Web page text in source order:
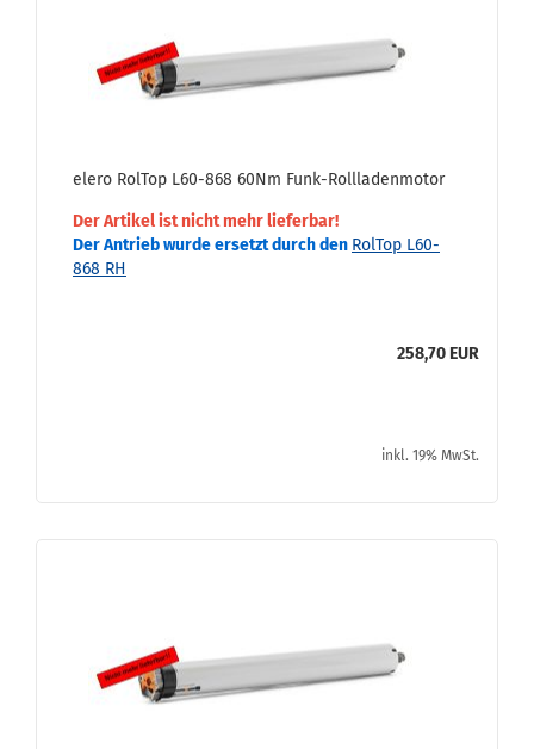
elero Rol­Top L60-​868 60Nm Funk-​Roll­la­den­mo­tor
Der Ar­ti­kel ist nicht mehr lie­fer­bar!
Der An­trieb wurde er­setzt durch den Rol­Top L60-​
868 RH
258,70 EUR
inkl. 19% MwSt.